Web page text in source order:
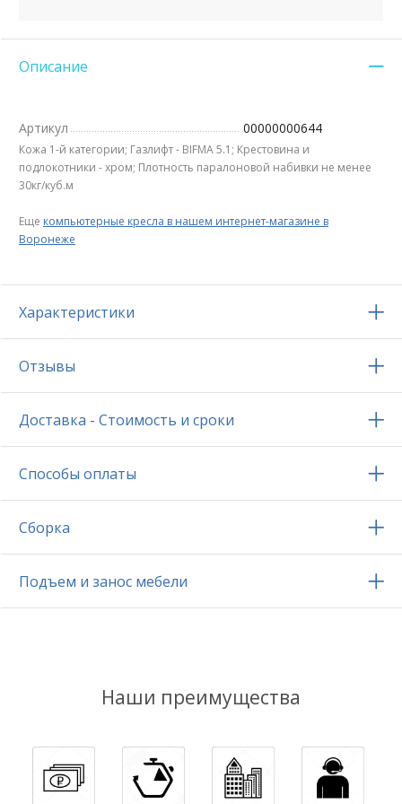
Описание
Артикул 00000000644
Кожа 1-й категории; Газлифт - BIFMA 5.1; Крестовина и
подлокотники - хром; Плотность паралоновой набивки не менее
30кг/куб.м
Еще компьютерные кресла в нашем интернет-магазине в
Воронеже
Характеристики
Отзывы
Доставка - Стоимость и сроки
Способы оплаты
Сборка
Подъем и занос мебели
Наши преимущества